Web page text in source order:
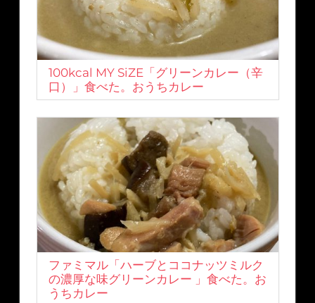
100kcal MY SiZE「グリーンカレー（辛
口）」食べた。おうちカレー
ファミマル「ハーブとココナッツミルク
の濃厚な味グリーンカレー 」食べた。お
うちカレー